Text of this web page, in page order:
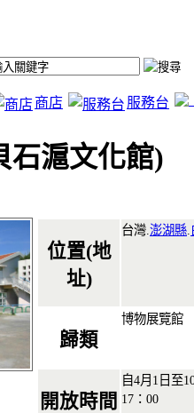
商店 服務台
石滬文化館)
位置(地
址)
台灣. 澎湖縣
歸類
博物展覽館
開放時間
自4月1日至
17：00